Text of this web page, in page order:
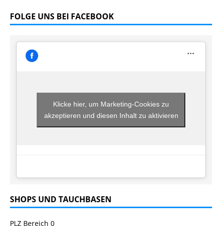
FOLGE UNS BEI FACEBOOK
Klicke hier, um Marketing-Cookies zu
akzeptieren und diesen Inhalt zu aktivieren
SHOPS UND TAUCHBASEN
PLZ Bereich 0